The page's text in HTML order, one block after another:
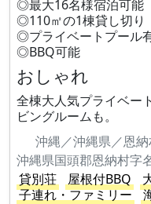
◎最大16名様宿泊可能
◎110㎡の1棟貸し切り
◎プライベートプール
◎BBQ可能
おしゃれ
全棟大人気プライベー
ビングルームも。
沖縄／沖縄県／恩
沖縄県国頭郡恩納村字
貸別荘
屋根付BBQ
子連れ・ファミリー